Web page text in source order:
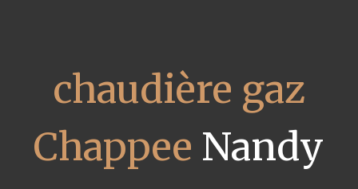
chaudière gaz
Chappee Nandy